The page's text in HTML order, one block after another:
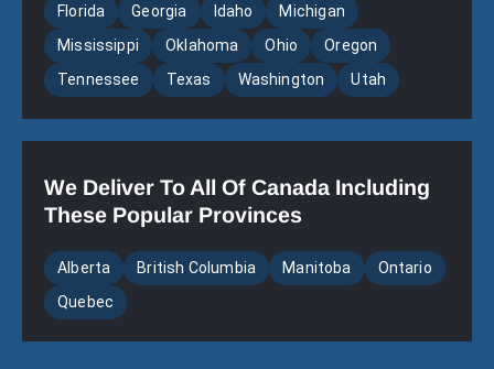
Florida
Georgia Idaho
Michigan
Mississippi
Oklahoma Ohio
Oregon
Tennessee
Texas Washington Utah
We Deliver To All Of Canada Including
These Popular Provinces
Alberta British Columbia Manitoba
Ontario
Quebec